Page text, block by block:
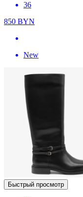
36
850 BYN
New
Быстрый просмотр